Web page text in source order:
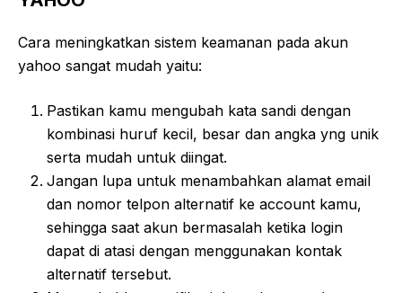
Cara meningkatkan sistem keamanan pada akun
yahoo sangat mudah yaitu:
Pastikan kamu mengubah kata sandi dengan
kombinasi huruf kecil, besar dan angka yng unik
serta mudah untuk diingat.
Jangan lupa untuk menambahkan alamat email
dan nomor telpon alternatif ke account kamu,
sehingga saat akun bermasalah ketika login
dapat di atasi dengan menggunakan kontak
alternatif tersebut.